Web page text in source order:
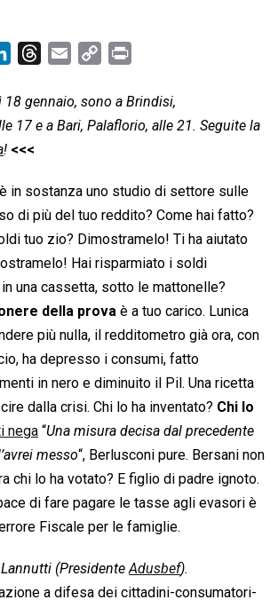
n
k
e
I
n
r
e
s
a
i
p
y
n
k
i
n
18 gennaio, sono a Brindisi,
17 e a Bari, Palaflorio, alle 21. Seguite la
! <<<
è in sostanza uno studio di settore sulle
di più del tuo reddito? Come hai fatto?
tuo zio? Dimostramelo! Ti ha aiutato
Hai risparmiato i soldi
una cassetta, sotto le mattonelle?
della prova è a tuo carico. Lunica
più nulla, il redditometro già ora, con
ha depresso i consumi, fatto
in nero e diminuito il Pil. Una ricetta
dalla crisi. Chi lo ha inventato? Chi lo
nega “Una misura decisa dal precedente
messo“, Berlusconi pure. Bersani non
chi lo ha votato? E figlio di padre ignoto.
di fare pagare le tasse agli evasori è
Fiscale per le famiglie.
(PresidenteAdusbef).
a difesa dei cittadini-consumatori-